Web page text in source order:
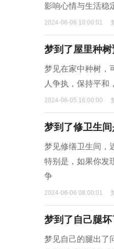
影响心情与生活稳
2024-06-06 10:00:01
梦到了屋里种
梦见在家中种树，
人争执，保持平和
2024-06-05 16:00:00
梦到了修卫生
梦见修缮卫生间，
特别是，如果你发
争
2024-06-06 08:00:01
梦到了自己腿
梦见自己的腿出了